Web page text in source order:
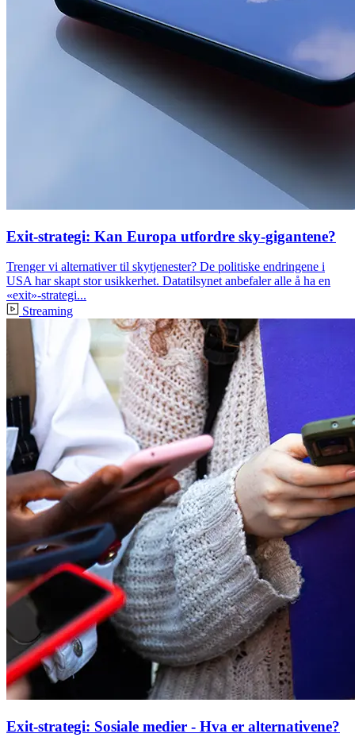
Exit-strategi: Kan Europa utfordre sky-gigantene?
Trenger vi alternativer til skytjenester? De politiske endringene i
USA har skapt stor usikkerhet. Datatilsynet anbefaler alle å ha en
«exit»-strategi...
Streaming
Exit-strategi: Sosiale medier - Hva er alternativene?